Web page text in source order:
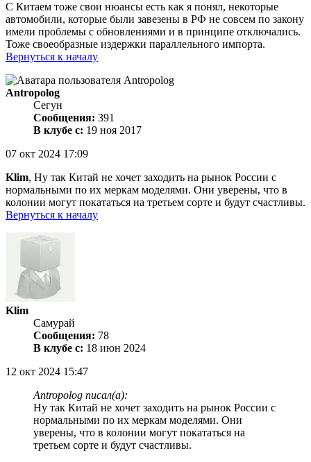
С Китаем тоже свои нюансы есть как я понял, некоторые
автомобили, которые были завезены в РФ не совсем по закону
имели проблемы с обновлениями и в принципе отключались.
Тоже своеобразные издержки параллельного импорта.
Вернуться к началу
Antropolog
Сегун
Сообщения: 391
В клубе с: 19 ноя 2017
07 окт 2024 17:09
Klim, Ну так Китай не хочет заходить на рынок России с
нормальными по их меркам моделями. Они уверены, что в
колонии могут покататься на третьем сорте и будут счастливы.
Вернуться к началу
Klim
Самурай
Сообщения: 78
В клубе с: 18 июн 2024
12 окт 2024 15:47
Antropolog писал(а):
Ну так Китай не хочет заходить на рынок России с
нормальными по их меркам моделями. Они
уверены, что в колонии могут покататься на
третьем сорте и будут счастливы.